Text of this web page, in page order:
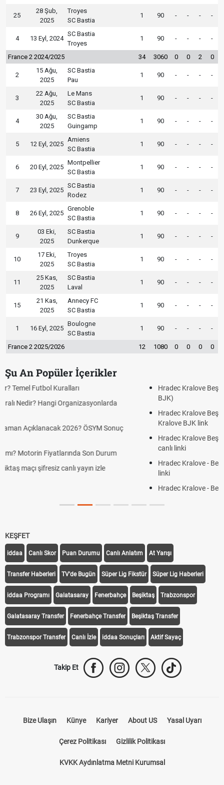
25
28 Şub,
2025
Troyes
SC Bastia
1 90 - - - -
4 13 Eyl, 2024
SC Bastia
Troyes
1 90 - - - -
France 2 2024/2025 34 3060 0 0 2 0
2
15 Ağu,
2025
SC Bastia
Pau
1 90 - - - -
3
22 Ağu,
2025
Le Mans
SC Bastia
1 90 - - - -
4
30 Ağu,
2025
SC Bastia
Guingamp
1 90 - - - -
5 12 Eyl, 2025
Amiens
SC Bastia
1 90 - - - -
6 20 Eyl, 2025
Montpellier
SC Bastia
1 90 - - - -
7 23 Eyl, 2025
SC Bastia
Rodez
1 90 - - - -
8 26 Eyl, 2025
Grenoble
SC Bastia
1 90 - - - -
9
03 Eki,
2025
SC Bastia
Dunkerque
1 90 - - - -
10
17 Eki,
2025
Troyes
SC Bastia
1 90 - - - -
11
25 Kas,
2025
SC Bastia
Laval
1 90 - - - -
15
21 Kas,
2025
Annecy FC
SC Bastia
1 90 - - - -
1 16 Eyl, 2025
Boulogne
SC Bastia
1 90 - - - -
France 2 2025/2026 12 1080 0 0 0 0
Şu An Popüler İçerikler
Hradec Kralove Beşiktaş CANLI İZLE ŞİFRESİZ (Hradec Kralove
Hradec Kralove Beşiktaş maçı şifresiz S Sport Plus izle, Hradec
Hradec Kralove Beşiktaş ücretsiz izle, Hradec Kralove BJK maçı
Hradec Kralove - Beşiktaş maçı şifresiz izle canlı S Sport Plus
linki
Hradec Kralove - Beşiktaş maçı şifresiz izle canlı tv100 linki
KEŞFET
iddaa Canlı Skor Puan Durumu Canlı Anlatım At Yarışı
Transfer Haberleri TV'de Bugün Süper Lig Fikstür Süper Lig Haberleri
iddaa Programı Galatasaray Fenerbahçe Beşiktaş Trabzonspor
Galatasaray Transfer Fenerbahçe Transfer Beşiktaş Transfer
Trabzonspor Transfer Canlı İzle iddaa Sonuçları Aktif Sayaç
Takip Et
Bize Ulaşın Künye Kariyer About US Yasal Uyarı
Çerez Politikası Gizlilik Politikası
KVKK Aydınlatma Metni Kurumsal